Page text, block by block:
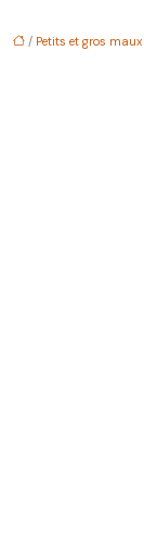
/ Petits et gros maux